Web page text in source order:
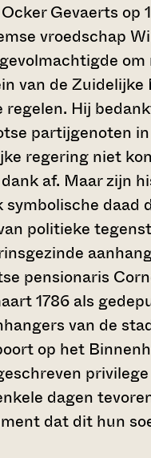
Gevaerts op
vroedschap
van de
Hij
partijgenoten
regering niet
af. Maar zijn
daad
politieke
pensionaris
1786 als
van de
op het
dagen
dat dit hun